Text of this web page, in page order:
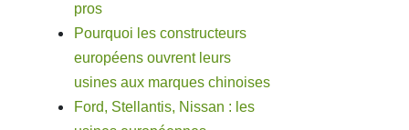
pros
Pourquoi les constructeurs
européens ouvrent leurs
usines aux marques chinoises
Ford, Stellantis, Nissan : les